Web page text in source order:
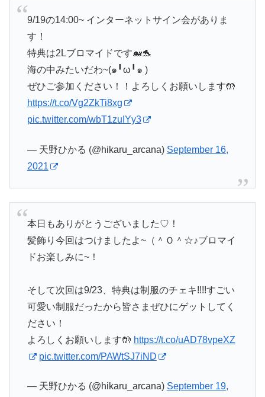
9/19の14:00~ インターネットサイン会がありま
す！
特典は2Lブロマイドです🐋🐬
海の中みたいだわ~(๑╹ω╹๑ )
ぜひご参加ください！！よろしくお願いします🤲
https://t.co/Vg2ZkTi8xg
pic.twitter.com/wbT1zuIYy3
— 天野ひかる (@hikaru_arcana) September 16,
2021
本日もありがとうございました♡！
髪飾り今回はつけましたよ~（＾Ｏ＾☆♪ブロマイ
ドお楽しみに~！
そして次回は9/23、特典は制服のチェキ!!!!すごい
可愛い制服だったから皆さまぜひにゲットしてく
ださい！
よろしくお願いします🤲 https://t.co/uAD78vpeXZ
pic.twitter.com/PAWtSJ7iND
— 天野ひかる (@hikaru_arcana) September 19,